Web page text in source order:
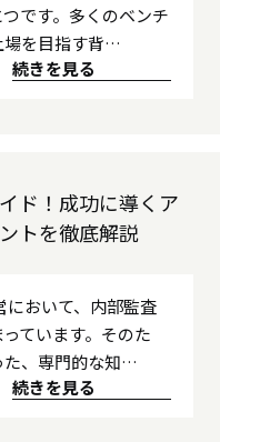
です。多くのベンチ
場を目指す背…
続きを見る
ド！成功に導くア
トを徹底解説
において、内部監査
ています。そのた
た、専門的な知…
続きを見る